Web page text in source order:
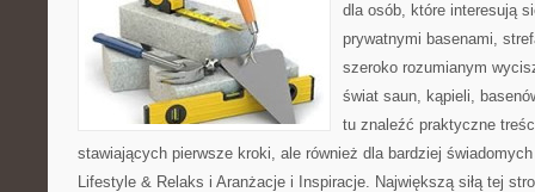
dla osób, które interesują
prywatnymi basenami,
szeroko rozumianym
świat saun, kąpieli,
tu znaleźć praktyczne
stawiających pierwsze kroki, ale również dla bardziej
Lifestyle & Relaks i Aranżacje i Inspiracje. Największą siłą tej